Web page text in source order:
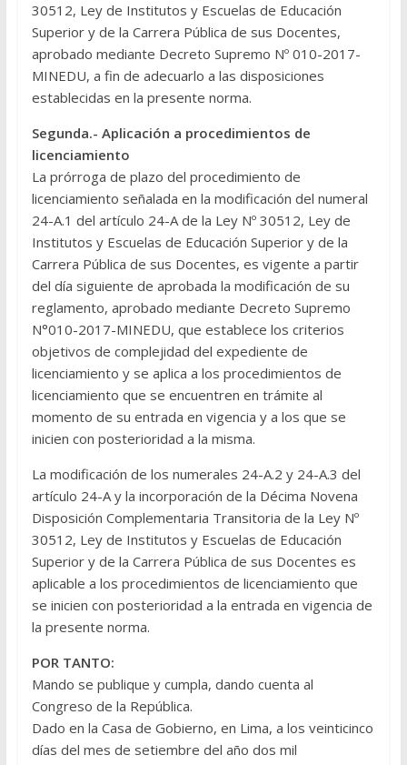
30512, Ley de Institutos y Escuelas de Educación
Superior y de la Carrera Pública de sus Docentes,
aprobado mediante Decreto Supremo Nº 010-2017-
MINEDU, a fin de adecuarlo a las disposiciones
establecidas en la presente norma.
Segunda.- Aplicación a procedimientos de
licenciamiento
La prórroga de plazo del procedimiento de
licenciamiento señalada en la modificación del numeral
24-A.1 del artículo 24-A de la Ley Nº 30512, Ley de
Institutos y Escuelas de Educación Superior y de la
Carrera Pública de sus Docentes, es vigente a partir
del día siguiente de aprobada la modificación de su
reglamento, aprobado mediante Decreto Supremo
N°010-2017-MINEDU, que establece los criterios
objetivos de complejidad del expediente de
licenciamiento y se aplica a los procedimientos de
licenciamiento que se encuentren en trámite al
momento de su entrada en vigencia y a los que se
inicien con posterioridad a la misma.
La modificación de los numerales 24-A.2 y 24-A.3 del
artículo 24-A y la incorporación de la Décima Novena
Disposición Complementaria Transitoria de la Ley Nº
30512, Ley de Institutos y Escuelas de Educación
Superior y de la Carrera Pública de sus Docentes es
aplicable a los procedimientos de licenciamiento que
se inicien con posterioridad a la entrada en vigencia de
la presente norma.
POR TANTO:
Mando se publique y cumpla, dando cuenta al
Congreso de la República.
Dado en la Casa de Gobierno, en Lima, a los veinticinco
días del mes de setiembre del año dos mil